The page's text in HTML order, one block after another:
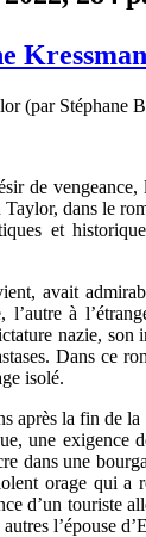
de
dans le
et
avait
l’autre à
nazie,
Dans ce
isolé.
après la fin de
une
dans une
orage qui a
d’un touriste
l’épouse